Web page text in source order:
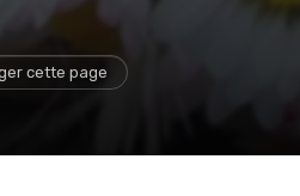
cette page